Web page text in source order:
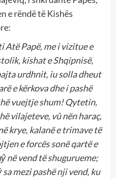
e rëndë të Kishës
Atë Papë, me i vizitue e
kishat e Shqipnisë,
urdhnit, iu solla dheut
e kërkova dhe i pashë
vuejtje shum! Qytetin,
vilajeteve, vû nën haraç,
krye, kalanë e trimave të
e forcës sonë qartë e
në vend të shugurueme;
mezi pashë nji vend, ku